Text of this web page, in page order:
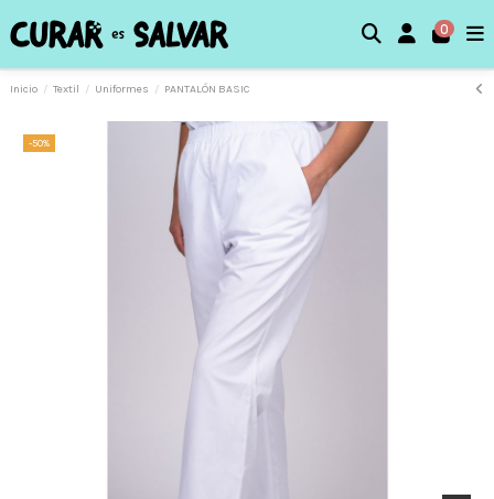
0
Inicio Textil Uniformes PANTALÓN BASIC
-50%